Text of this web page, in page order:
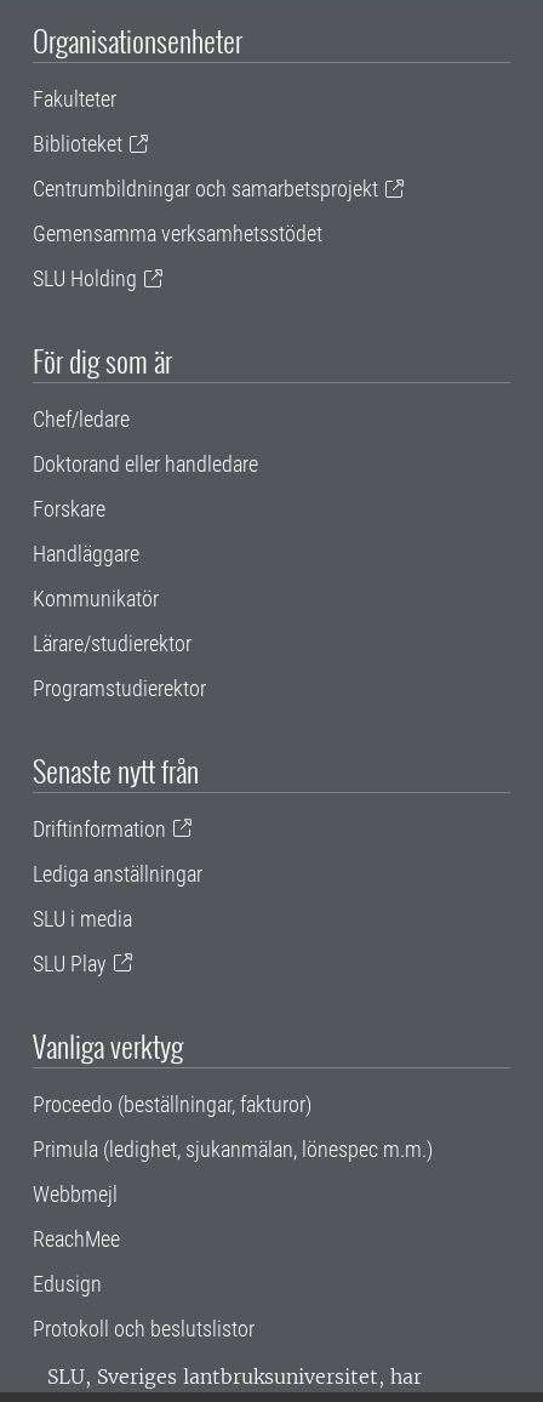
Organisationsenheter
Fakulteter
Biblioteket
Centrumbildningar och samarbetsprojekt
Gemensamma verksamhetsstödet
SLU Holding
För dig som är
Chef/ledare
Doktorand eller handledare
Forskare
Handläggare
Kommunikatör
Lärare/studierektor
Programstudierektor
Senaste nytt från
Driftinformation
Lediga anställningar
SLU i media
SLU Play
Vanliga verktyg
Proceedo (beställningar, fakturor)
Primula (ledighet, sjukanmälan, lönespec m.m.)
Webbmejl
ReachMee
Edusign
Protokoll och beslutslistor
SLU, Sveriges lantbruksuniversitet, har